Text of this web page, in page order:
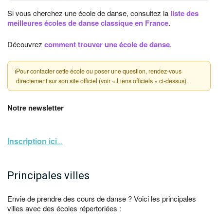
Si vous cherchez une école de danse, consultez la liste des
meilleures écoles de danse classique en France.
Découvrez comment trouver une école de danse.
ℹPour contacter cette école ou poser une question, rendez-vous
directement sur son site officiel (voir « Liens officiels » ci-dessus).
Notre newsletter
Inscription ici...
Principales villes
Envie de prendre des cours de danse ? Voici les principales
villes avec des écoles répertoriées :